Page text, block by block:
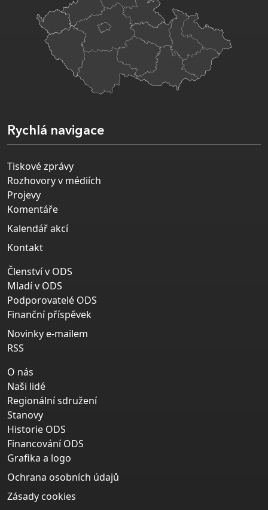
Rychlá navigace
Tiskové zprávy
Rozhovory v médiích
Projevy
Komentáře
Kalendář akcí
Kontakt
Členství v ODS
Mladí v ODS
Podporovatelé ODS
Finanční příspěvek
Novinky e-mailem
RSS
O nás
Naši lidé
Regionální sdružení
Stanovy
Historie ODS
Financování ODS
Grafika a logo
Ochrana osobních údajů
Zásady cookies